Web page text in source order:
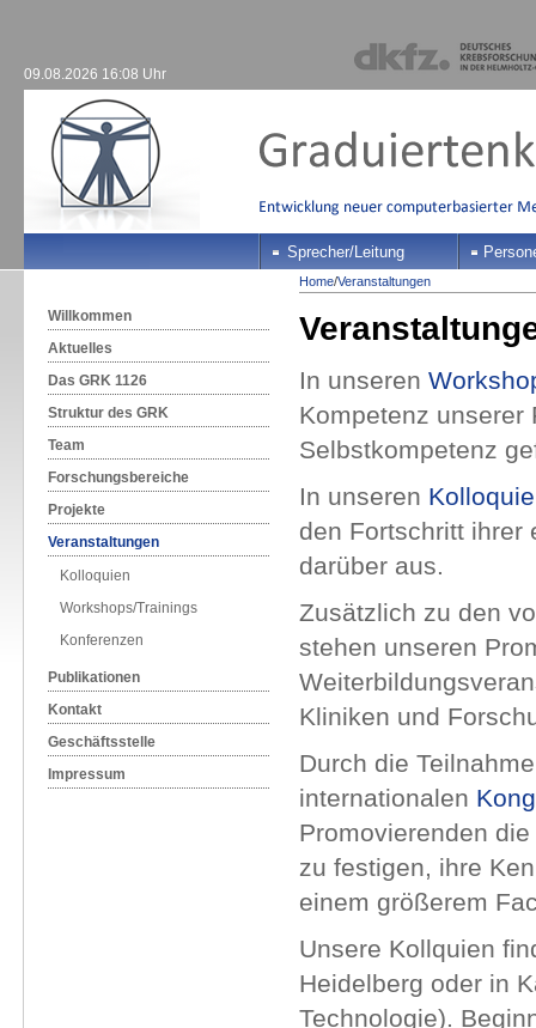
09.08.2026 16:08 Uhr
Sprecher/Leitung
Willkommen
Aktuelles
Das GRK 1126
Struktur des GRK
Team
Forschungsbereiche
Projekte
Veranstaltungen
Kolloquien
Workshops/Trainings
Konferenzen
Publikationen
Kontakt
Geschäftsstelle
Impressum
Home/Veranstaltungen
In unseren
Kompetenz unserer
Selbstkompetenz
In unseren
den Fortschritt ihrer
darüber aus.
Zusätzlich zu den
stehen unseren
Kliniken und
Durch die
internationalen
Promovierenden
zu festigen, ihre
einem größerem
Unsere Kollquien
Heidelberg oder in
Technologie).